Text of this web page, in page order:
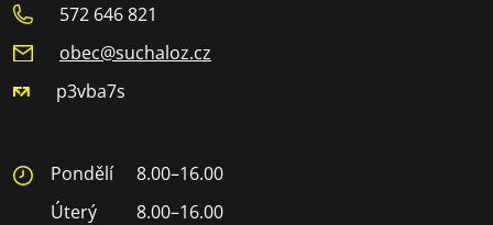
572 646 821
obec@suchaloz.cz
p3vba7s
Pondělí
8.00–16.00
Úterý
8.00–16.00